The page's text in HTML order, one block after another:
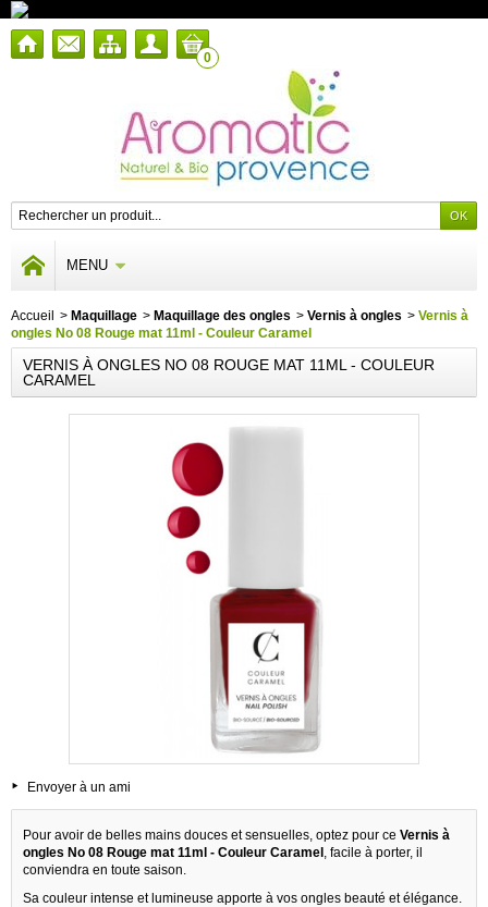
0
MENU
Accueil > Maquillage > Maquillage des ongles > Vernis à ongles > Vernis à
ongles No 08 Rouge mat 11ml - Couleur Caramel
VERNIS À ONGLES NO 08 ROUGE MAT 11ML - COULEUR
CARAMEL
Envoyer à un ami
Pour avoir de belles mains douces et sensuelles, optez pour ce Vernis à
ongles No 08 Rouge mat 11ml - Couleur Caramel, facile à porter, il
conviendra en toute saison.
Sa couleur intense et lumineuse apporte à vos ongles beauté et élégance.